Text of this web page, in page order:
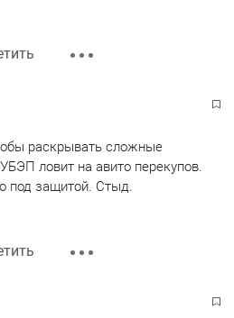
раскрывать сложные
ловит на авито перекупов.
под защитой. Стыд.